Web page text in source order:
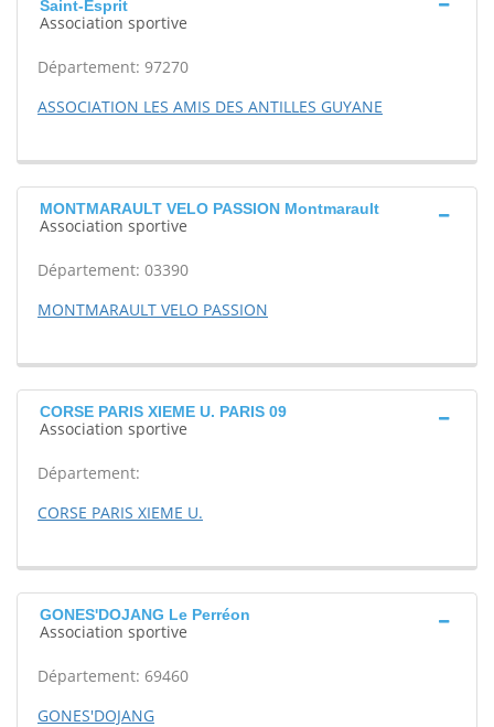
Saint-Esprit
Association sportive
Département: 97270
ASSOCIATION LES AMIS DES ANTILLES GUYANE
MONTMARAULT VELO PASSION Montmarault
Association sportive
Département: 03390
MONTMARAULT VELO PASSION
CORSE PARIS XIEME U. PARIS 09
Association sportive
Département:
CORSE PARIS XIEME U.
GONES'DOJANG Le Perréon
Association sportive
Département: 69460
GONES'DOJANG